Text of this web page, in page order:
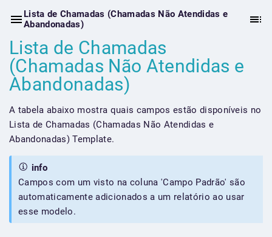
Lista de Chamadas (Chamadas Não Atendidas e
Abandonadas)
Lista de Chamadas
(Chamadas Não Atendidas e
Abandonadas)
A tabela abaixo mostra quais campos estão disponíveis no
Lista de Chamadas (Chamadas Não Atendidas e
Abandonadas) Template.
info
Campos com um visto na coluna 'Campo Padrão' são
automaticamente adicionados a um relatório ao usar
esse modelo.